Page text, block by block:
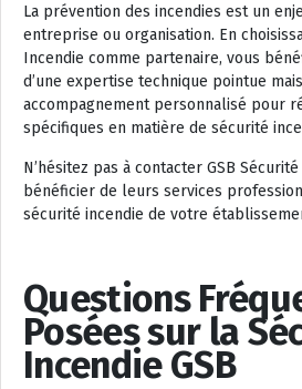
La prévention des incendies est un
entreprise ou organisation. En
Incendie comme partenaire, vous
d’une expertise technique pointue mais
accompagnement personnalisé pour
spécifiques en matière de sécurité
N’hésitez pas à contacter GSB
bénéficier de leurs services
sécurité incendie de votre
Questions
Posées sur la
Incendie GSB